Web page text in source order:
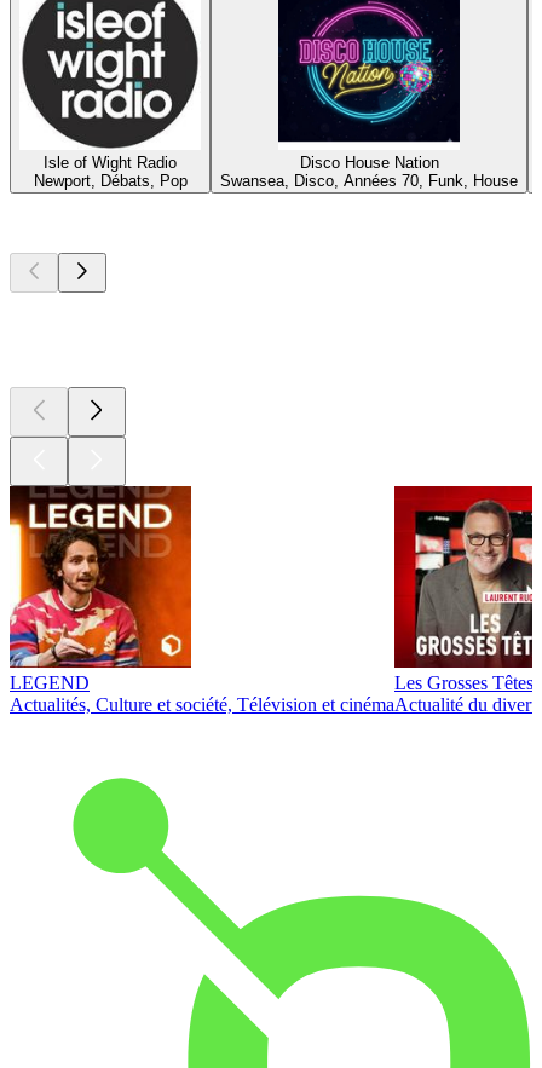
Isle of Wight Radio
Newport, Débats, Pop
Disco House Nation
Swansea, Disco, Années 70, Funk, House
LEGEND
Actualités, Culture et société, Télévision et cinéma
Les Grosses Têtes
Actualité du